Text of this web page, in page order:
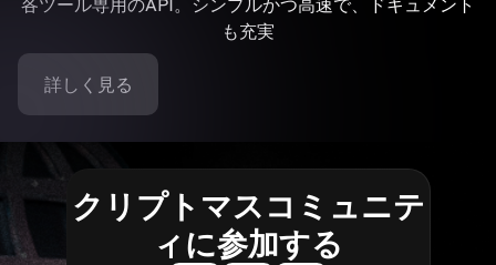
各ツール専用のAPI。シンプルかつ高速で、ドキュメント
も充実
詳しく見る
クリプトマスコミュニテ
ィに参加する